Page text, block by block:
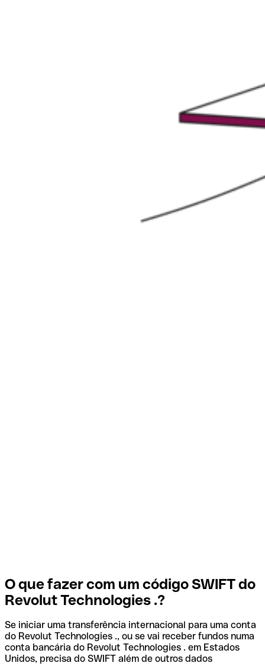
O que fazer com um código SWIFT do
Revolut Technologies .?
Se iniciar uma transferência internacional para uma conta
do Revolut Technologies ., ou se vai receber fundos numa
conta bancária do Revolut Technologies . em Estados
Unidos, precisa do SWIFT além de outros dados